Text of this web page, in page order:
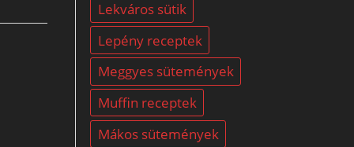
Lekváros sütik
Lepény receptek
Meggyes sütemények
Muffin receptek
Mákos sütemények